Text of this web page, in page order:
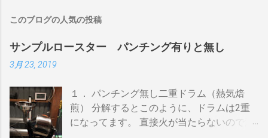
このブログの人気の投稿
サンプルロースター パンチング有りと無し
3月 23, 2019
１． パンチング無し二重ドラム（熱気焙
煎） 分解するとこのように、ドラムは2重
になってます。 直接火が当たらないので温